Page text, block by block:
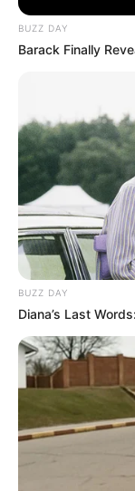
Nem villantotta ki a
Előbb a reszkető
szemébe.
A nő még levegőt
BUZZ DAY
Barack Finally
BUZZ DAY
Diana’s Last